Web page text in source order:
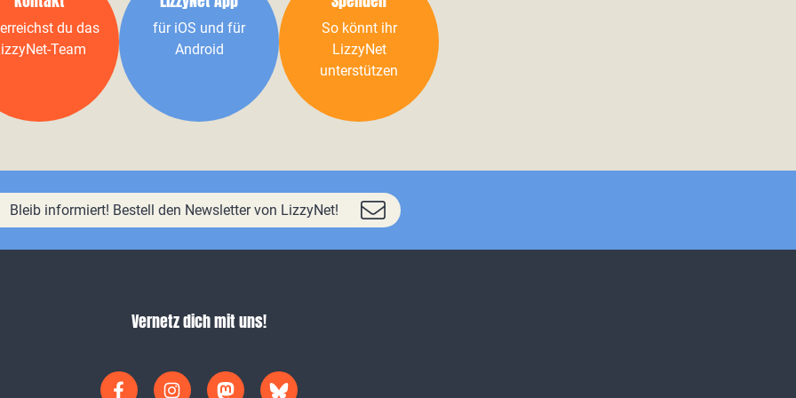
du das
Team
für iOS und für
Android
So könnt ihr
LizzyNet
unterstützen
Bleib informiert! Bestell den Newsletter von LizzyNet!
Vernetz dich mit uns!